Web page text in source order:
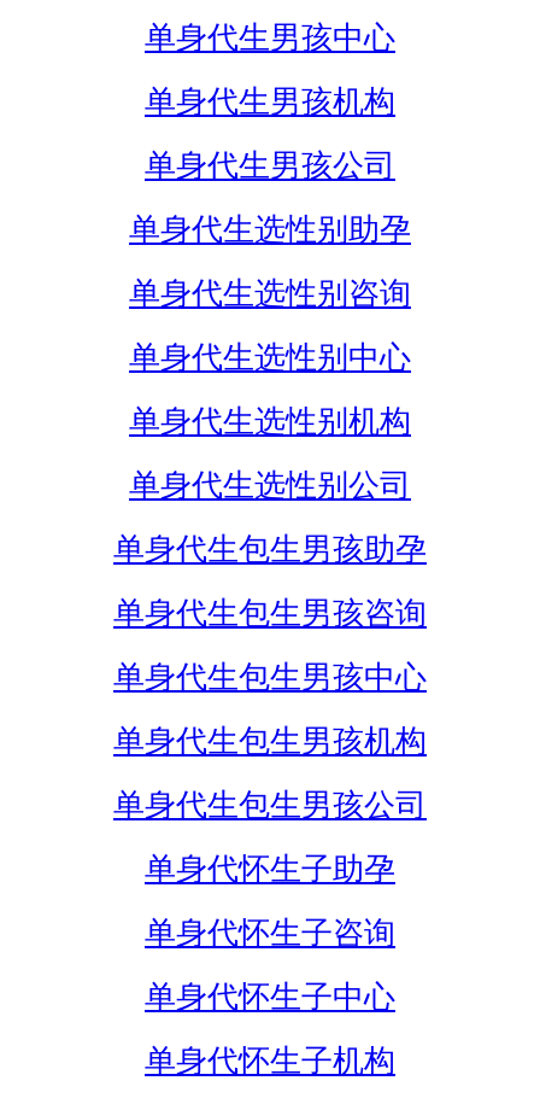
单身代生男孩中心
单身代生男孩机构
单身代生男孩公司
单身代生选性别助孕
单身代生选性别咨询
单身代生选性别中心
单身代生选性别机构
单身代生选性别公司
单身代生包生男孩助孕
单身代生包生男孩咨询
单身代生包生男孩中心
单身代生包生男孩机构
单身代生包生男孩公司
单身代怀生子助孕
单身代怀生子咨询
单身代怀生子中心
单身代怀生子机构